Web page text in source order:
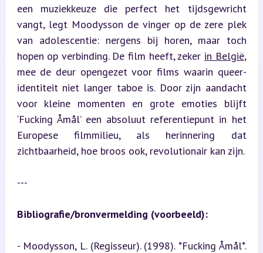
een muziekkeuze die perfect het tijdsgewricht
vangt, legt Moodysson de vinger op de zere plek
van adolescentie: nergens bij horen, maar toch
hopen op verbinding. De film heeft, zeker in België,
mee de deur opengezet voor films waarin queer-
identiteit niet langer taboe is. Door zijn aandacht
voor kleine momenten en grote emoties blijft
‘Fucking Åmål’ een absoluut referentiepunt in het
Europese filmmilieu, als herinnering dat
zichtbaarheid, hoe broos ook, revolutionair kan zijn.
---
Bibliografie/bronvermelding (voorbeeld):
- Moodysson, L. (Regisseur). (1998). *Fucking Åmål*.